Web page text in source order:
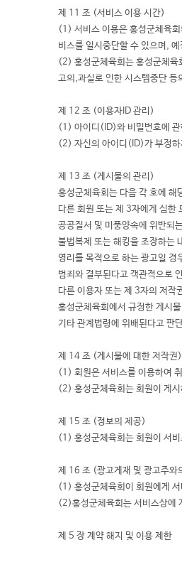
제 11 조 (서비스 이용 시간)
(1) 서비스 이용은 홍성군체육
비스를 일시중단할 수 있으며,
(2) 홍성군체육회는 홍성군체육
고의,과실로 인한 시스템중단 등
제 12 조 (이용자ID 관리)
(1) 아이디(ID)와 비밀번호에 관
(2) 자신의 아이디(ID)가 부정하
제 13 조 (게시물의 관리)
홍성군체육회는 다음 각 호에 해
다른 회원 또는 제 3자에게 심한
공공질서 및 미풍양속에 위반되
불법복제 또는 해킹을 조장하는
영리를 목적으로 하는 광고일 경
범죄와 결부된다고 객관적으로
다른 이용자 또는 제 3자의 저작
홍성군체육회에서 규정한 게시
기타 관계법령에 위배된다고 판
제 14 조 (게시물에 대한 저작권)
(1) 회원은 서비스를 이용하여
(2) 홍성군체육회는 회원이 게
제 15 조 (정보의 제공)
(1) 홍성군체육회는 회원이 서
제 16 조 (광고게재 및 광고주와
(1) 홍성군체육회이 회원에게
(2)홍성군체육회는 서비스상에
제 5 장 계약 해지 및 이용 제한